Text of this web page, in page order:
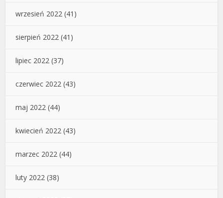
wrzesień 2022 (41)
sierpień 2022 (41)
lipiec 2022 (37)
czerwiec 2022 (43)
maj 2022 (44)
kwiecień 2022 (43)
marzec 2022 (44)
luty 2022 (38)